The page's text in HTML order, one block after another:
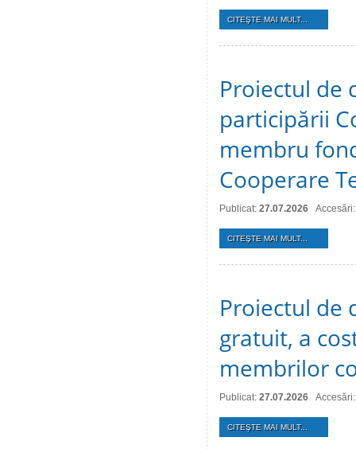
CITEŞTE MAI MULT...
Proiectul de
participării
membru
Cooperare
Publicat: 27.07.2026
CITEŞTE MAI MULT...
Proiectul de
gratuit, a
membrilor
Publicat: 27.07.2026
CITEŞTE MAI MULT...